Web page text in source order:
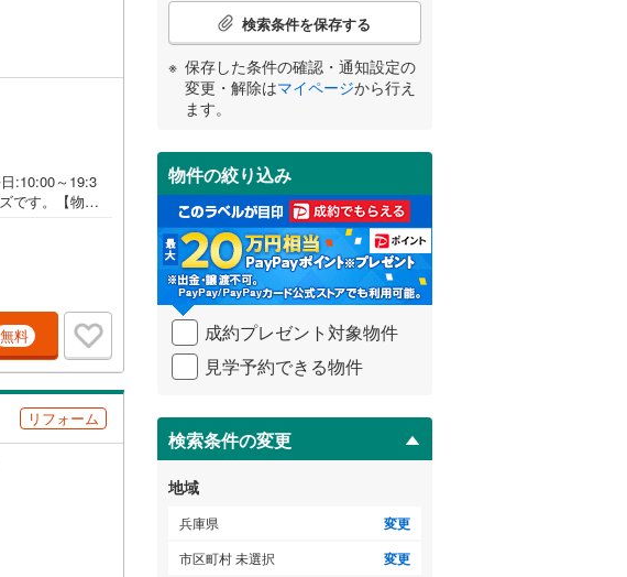
:10:00～19:3
です。【物件
特徴＝＝＝＝
兵庫地区仲介
入や売却は当
。 8店舗すべ
連れでもご安
では2000万円
を取り扱ってい
お気軽にお問
無料
リフォーム
条
件
受
け
取
る
・
条
件
を
イ
ペ
ジ
に
保
存
す
る
検索条件を保存する
保存した条件の確認・通知設定の
変更・解除はマイページから行え
ます。
物件の絞り込み
成約プレゼント対象物件
見学予約できる物件
検索条件の変更
地域
兵庫県 変更
市区町村 未選択 変更
揖保郡太子町(0)
美方郡香美町(0)
南道路（1）
）